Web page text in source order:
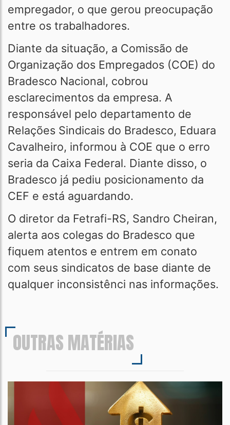
empregador, o que gerou preocupação
entre os trabalhadores.
Diante da situação, a Comissão de
Organização dos Empregados (COE) do
Bradesco Nacional, cobrou
esclarecimentos da empresa. A
responsável pelo departamento de
Relações Sindicais do Bradesco, Eduara
Cavalheiro, informou à COE que o erro
seria da Caixa Federal. Diante disso, o
Bradesco já pediu posicionamento da
CEF e está aguardando.
O diretor da Fetrafi-RS, Sandro Cheiran,
alerta aos colegas do Bradesco que
fiquem atentos e entrem em conato
com seus sindicatos de base diante de
qualquer inconsistênci nas informações.
OUTRAS MATÉRIAS